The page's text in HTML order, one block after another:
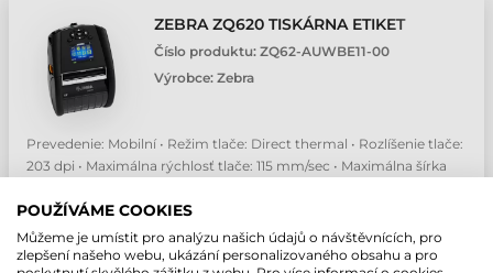
ZEBRA ZQ620 TISKÁRNA ETIKET
Číslo produktu: ZQ62-AUWBE11-00
Výrobce: Zebra
Prevedenie: Mobilní • Režim tlače: Direct thermal • Rozlíšenie tlače:
203 dpi • Maximálna rýchlosť tlače: 115 mm/sec • Maximálna šírka
(25 630,41 CZK
POUŽÍVÁME COOKIES
Můžeme je umístit pro analýzu našich údajů o návštěvnících, pro
zlepšení našeho webu, ukázání personalizovaného obsahu a pro